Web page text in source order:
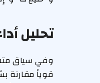
تحليل
وفي سياق
قوياً مقارنة